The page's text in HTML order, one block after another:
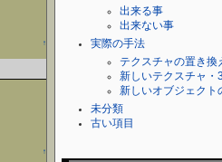
出来る事
出来ない事
実際の手法
テクスチャの置き換
新しいテクスチャ・
新しいオブジェクト
未分類
古い項目
↑
↑